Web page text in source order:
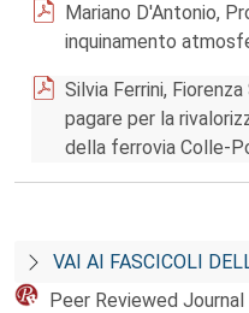
Mariano D'Antonio,
inquinamento
Silvia Ferrini,
pagare per la
della ferrovia Colle-
VAI AI FASCICOLI
Peer Reviewed Journal